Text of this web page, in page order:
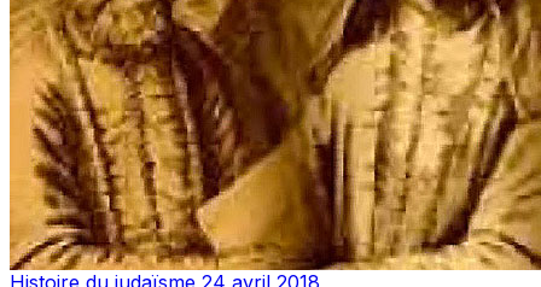
Histoire du judaïsme 24 avril 2018